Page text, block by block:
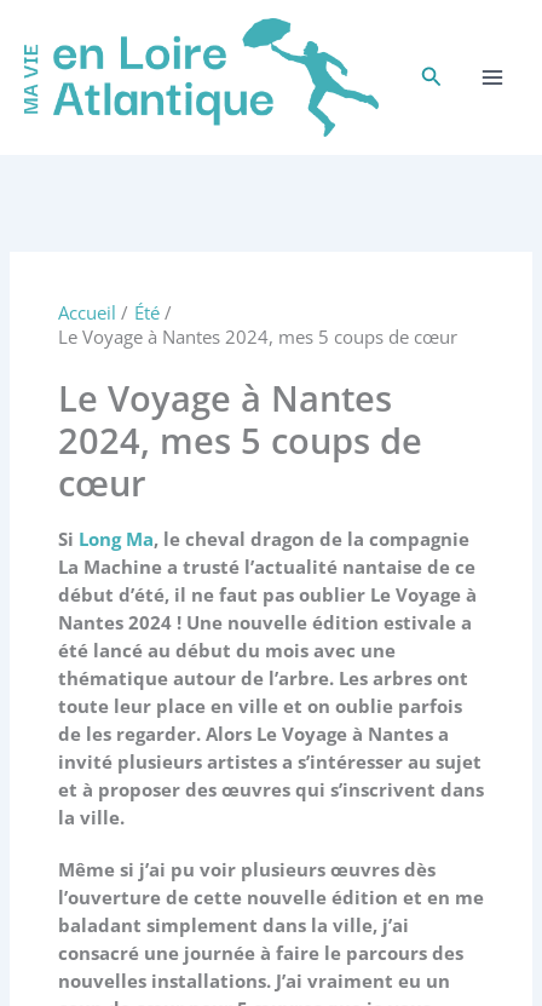
contenu
Rechercher
Accueil
Été
Le Voyage à Nantes 2024, mes 5 coups de cœur
Le Voyage à Nantes
2024, mes 5 coups de
cœur
Si Long Ma, le cheval dragon de la compagnie
La Machine a trusté l’actualité nantaise de ce
début d’été, il ne faut pas oublier Le Voyage à
Nantes 2024 ! Une nouvelle édition estivale a
été lancé au début du mois avec une
thématique autour de l’arbre. Les arbres ont
toute leur place en ville et on oublie parfois
de les regarder. Alors Le Voyage à Nantes a
invité plusieurs artistes a s’intéresser au sujet
et à proposer des œuvres qui s’inscrivent dans
la ville.
Même si j’ai pu voir plusieurs œuvres dès
l’ouverture de cette nouvelle édition et en me
baladant simplement dans la ville, j’ai
consacré une journée à faire le parcours des
nouvelles installations. J’ai vraiment eu un